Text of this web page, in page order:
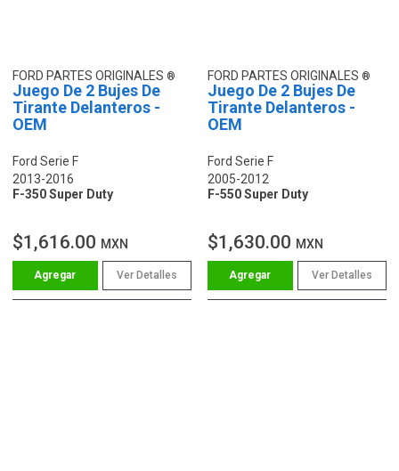
FORD PARTES ORIGINALES
Juego De 2 Bujes De
Tirante Delanteros -
OEM
Ford Serie F
2013-2016
F-350 Super Duty
$1,616.00 MXN
Ver Detalles
FORD PARTES ORIGINALES
Juego De 2 Bujes De
Tirante Delanteros -
OEM
Ford Serie F
2005-2012
F-550 Super Duty
$1,630.00 MXN
Ver Detalles